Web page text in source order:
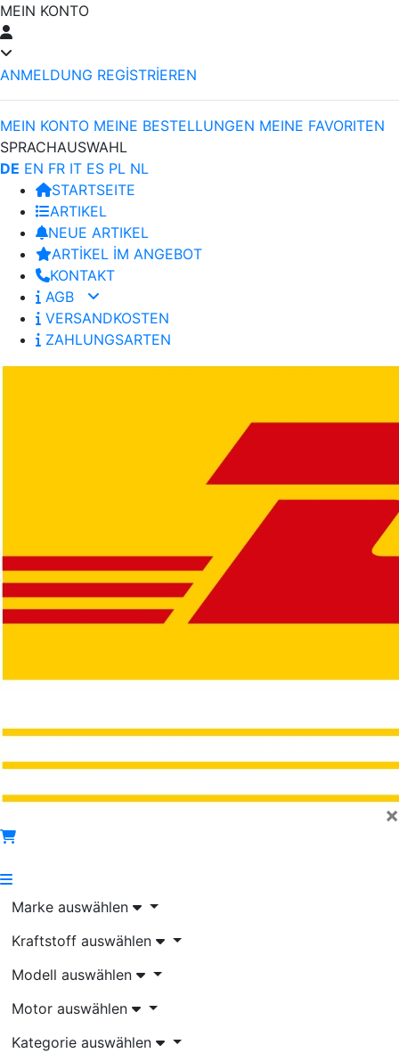
MEIN KONTO
ANMELDUNG REGİSTRİEREN
MEIN KONTO MEINE BESTELLUNGEN MEINE FAVORITEN
SPRACHAUSWAHL
DE EN FR IT ES PL NL
STARTSEITE
ARTIKEL
NEUE ARTIKEL
ARTİKEL İM ANGEBOT
KONTAKT
AGB
VERSANDKOSTEN
ZAHLUNGSARTEN
×
Marke auswählen
Kraftstoff auswählen
Modell auswählen
Motor auswählen
Kategorie auswählen